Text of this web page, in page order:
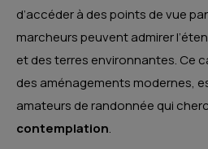
d’accéder à des points de vue
marcheurs peuvent admirer
et des terres environnantes. Ce
des aménagements modernes,
amateurs de randonnée qui
contemplation.